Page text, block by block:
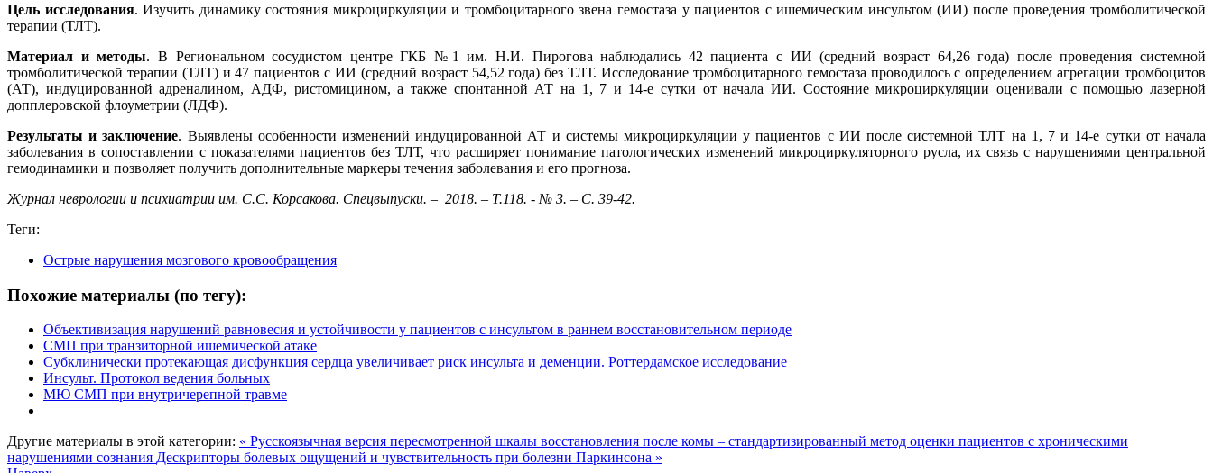
Цель исследования. Изучить динамику состояния микроциркуляции и тромбоцитарного звена гемостаза у пациентов с ишемическим инсультом (ИИ) после проведения тромболитической
терапии (ТЛТ).
Материал и методы. В Региональном сосудистом центре ГКБ №1 им. Н.И. Пирогова наблюдались 42 пациента с ИИ (cредний возраст 64,26 года) после проведения системной
тромболитической терапии (ТЛТ) и 47 пациентов с ИИ (средний возраст 54,52 года) без ТЛТ. Исследование тромбоцитарного гемостаза проводилось с определением агрегации тромбоцитов
(АТ), индуцированной адреналином, АДФ, ристомицином, а также спонтанной АТ на 1, 7 и 14-е сутки от начала ИИ. Состояние микроциркуляции оценивали с помощью лазерной
допплеровской флоуметрии (ЛДФ).
Результаты и заключение. Выявлены особенности изменений индуцированной АТ и системы микроциркуляции у пациентов с ИИ после системной ТЛТ на 1, 7 и 14-е сутки от начала
заболевания в сопоставлении с показателями пациентов без ТЛТ, что расширяет понимание патологических изменений микроциркуляторного русла, их связь с нарушениями центральной
гемодинамики и позволяет получить дополнительные маркеры течения заболевания и его прогноза.
Журнал неврологии и психиатрии им. С.С. Корсакова. Спецвыпуски. – 2018. – Т.118. - № 3. – С. 39-42.
Теги:
Острые нарушения мозгового кровообращения
Похожие материалы (по тегу):
Объективизация нарушений равновесия и устойчивости у пациентов с инсультом в раннем восстановительном периоде
СМП при транзиторной ишемической атаке
Субклинически протекающая дисфункция сердца увеличивает риск инсульта и деменции. Роттердамское исследование
Инсульт. Протокол ведения больных
МЮ СМП при внутричерепной травме
Другие материалы в этой категории: « Русскоязычная версия пересмотренной шкалы восстановления после комы – стандартизированный метод оценки пациентов с хроническими
нарушениями сознания Дескрипторы болевых ощущений и чувствительность при болезни Паркинсона »